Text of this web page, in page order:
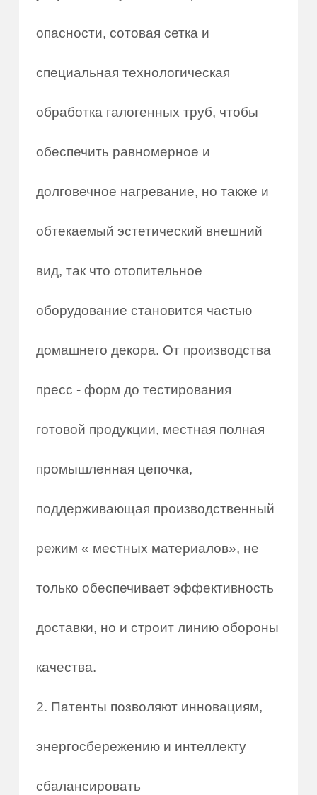
опасности, сотовая сетка и
специальная технологическая
обработка галогенных труб, чтобы
обеспечить равномерное и
долговечное нагревание, но также и
обтекаемый эстетический внешний
вид, так что отопительное
оборудование становится частью
домашнего декора. От производства
пресс - форм до тестирования
готовой продукции, местная полная
промышленная цепочка,
поддерживающая производственный
режим « местных материалов», не
только обеспечивает эффективность
доставки, но и строит линию обороны
качества.
2. Патенты позволяют инновациям,
энергосбережению и интеллекту
сбалансировать